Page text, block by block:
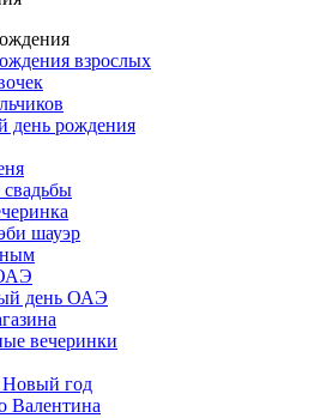
взрослых
день рождения
шауэр
день ОАЭ
вечеринки
Новый год
Валентина